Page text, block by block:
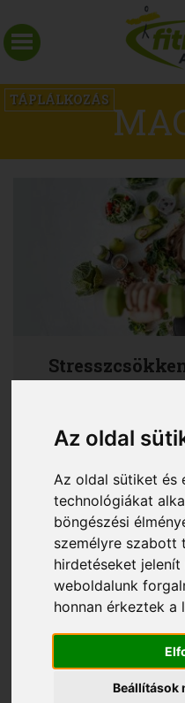
Az oldal
Az oldal sütiket és
technológiákat
böngészési
személyre szabott
hirdetéseket jelenít
weboldalunk
honnan érkeztek a
Beállítások
TÁPLÁLKOZÁS
létezik ilyen!
minden azon
természetes, ám
figyelnie kell arra,
rajta a napi
Hallottad már,
tudatos